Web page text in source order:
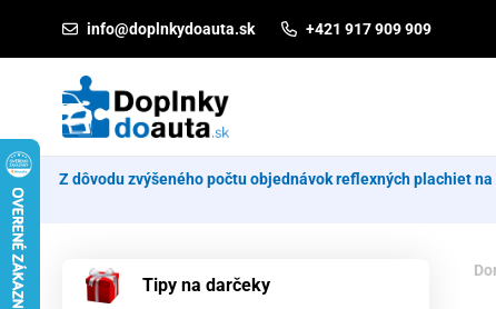
info@doplnkydoauta.sk +421 917 909 909
Z dôvodu zvýšeného počtu objednávok reflexných plachiet
Tipy na darčeky